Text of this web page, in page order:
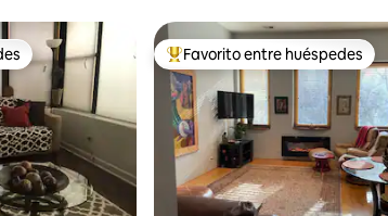
Favorito entre huéspedes
Favorito entre huéspedes